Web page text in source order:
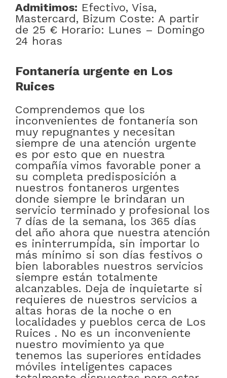
Admitimos: Efectivo, Visa,
Mastercard, Bizum Coste: A partir
de 25 € Horario: Lunes – Domingo
24 horas
Fontanería urgente en Los
Ruices
Comprendemos que los
inconvenientes de fontanería son
muy repugnantes y necesitan
siempre de una atención urgente
es por esto que en nuestra
compañía vimos favorable poner a
su completa predisposición a
nuestros fontaneros urgentes
donde siempre le brindaran un
servicio terminado y profesional los
7 días de la semana, los 365 días
del año ahora que nuestra atención
es ininterrumpida, sin importar lo
más mínimo si son días festivos o
bien laborables nuestros servicios
siempre están totalmente
alcanzables. Deja de inquietarte si
requieres de nuestros servicios a
altas horas de la noche o en
localidades y pueblos cerca de Los
Ruices . No es un inconveniente
nuestro movimiento ya que
tenemos las superiores entidades
móviles inteligentes capaces